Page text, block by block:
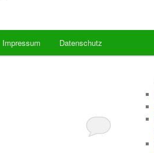
Impressum Datenschutz